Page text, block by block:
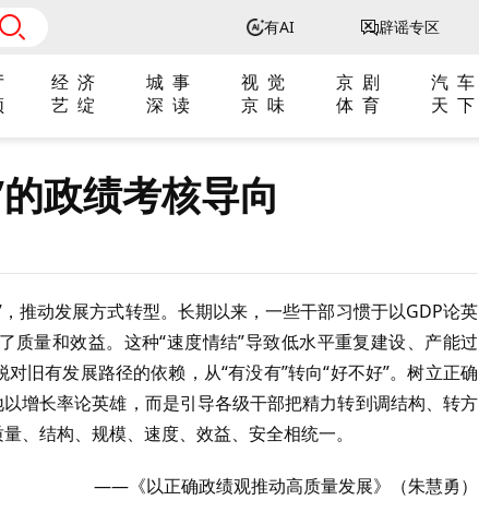
有AI 辟谣专区
经 济 城 事 视 觉 京 剧 汽 车
艺 绽 深 读 京 味 体 育 天 下
政绩考核导向
推动发展方式转型。长期以来，一些干部习惯于以GDP论英
量和效益。这种“速度情结”导致低水平重复建设、产能过
旧有发展路径的依赖，从“有没有”转向“好不好”。树立正确
增长率论英雄，而是引导各级干部把精力转到调结构、转方
、结构、规模、速度、效益、安全相统一。
——《以正确政绩观推动高质量发展》（朱慧勇）